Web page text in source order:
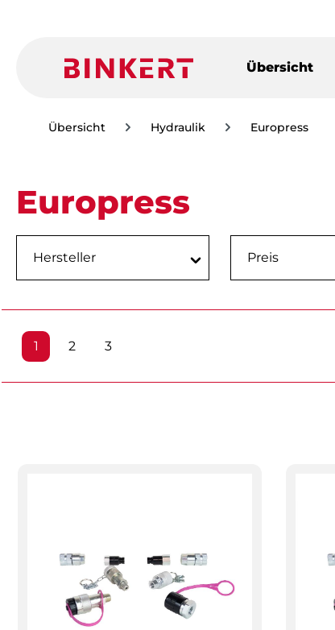
Übersicht
Übersicht Hydraulik Europress
Europress
Hersteller Preis
Seite
1 Seite
2 Seite
3